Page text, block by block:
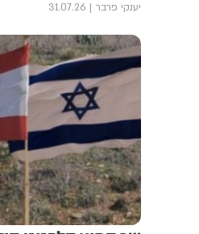
יענקי פרבר 31.07.26